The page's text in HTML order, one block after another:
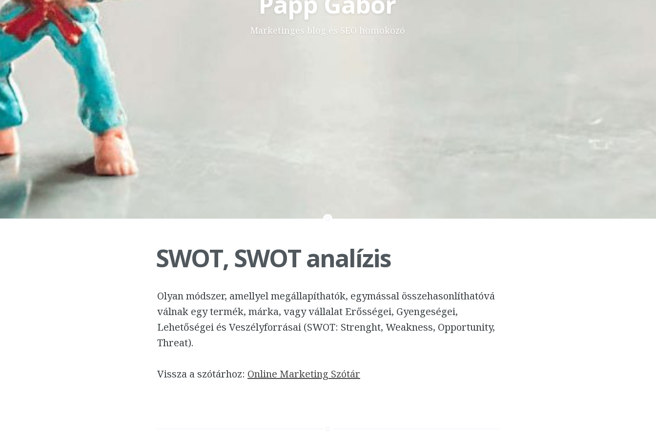
Marketinges blog és SEO homokozó
SWOT, SWOT analízis
Olyan módszer, amellyel megállapíthatók, egymással összehasonlíthatóvá
válnak egy termék, márka, vagy vállalat Erősségei, Gyengeségei,
Lehetőségei és Veszélyforrásai (SWOT: Strenght, Weakness, Opportunity,
Threat).
Vissza a szótárhoz: Online Marketing Szótár